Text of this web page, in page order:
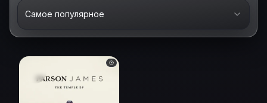
Самое популярное